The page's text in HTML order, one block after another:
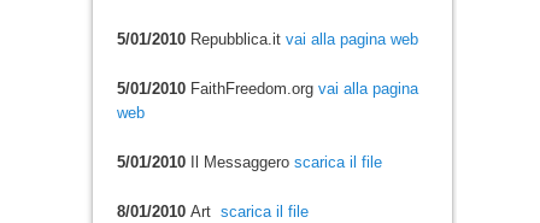
5/01/2010 Repubblica.it vai alla pagina web
5/01/2010 FaithFreedom.org vai alla pagina
web
5/01/2010 Il Messaggero scarica il file
8/01/2010 Art scarica il file